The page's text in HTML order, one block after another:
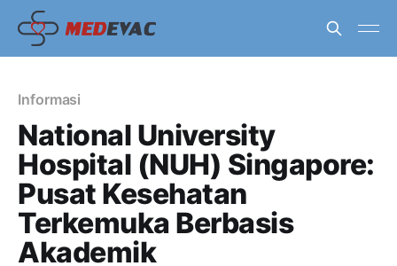
Informasi
National University
Hospital (NUH) Singapore:
Pusat Kesehatan
Terkemuka Berbasis
Akademik